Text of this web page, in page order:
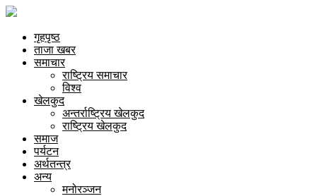
गृहपृष्ठ
ताजा खबर
समाचार
राष्ट्रिय समाचार
विश्व
खेलकुद
अन्तर्राष्ट्रिय खेलकुद
राष्ट्रिय खेलकुद
समाज
पर्यटन
अर्थतन्त्र
अन्य
मनोरञ्जन